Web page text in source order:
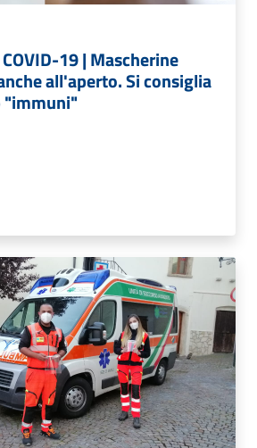
COVID-19 | Mascherine
all'aperto. Si consiglia
"immuni"